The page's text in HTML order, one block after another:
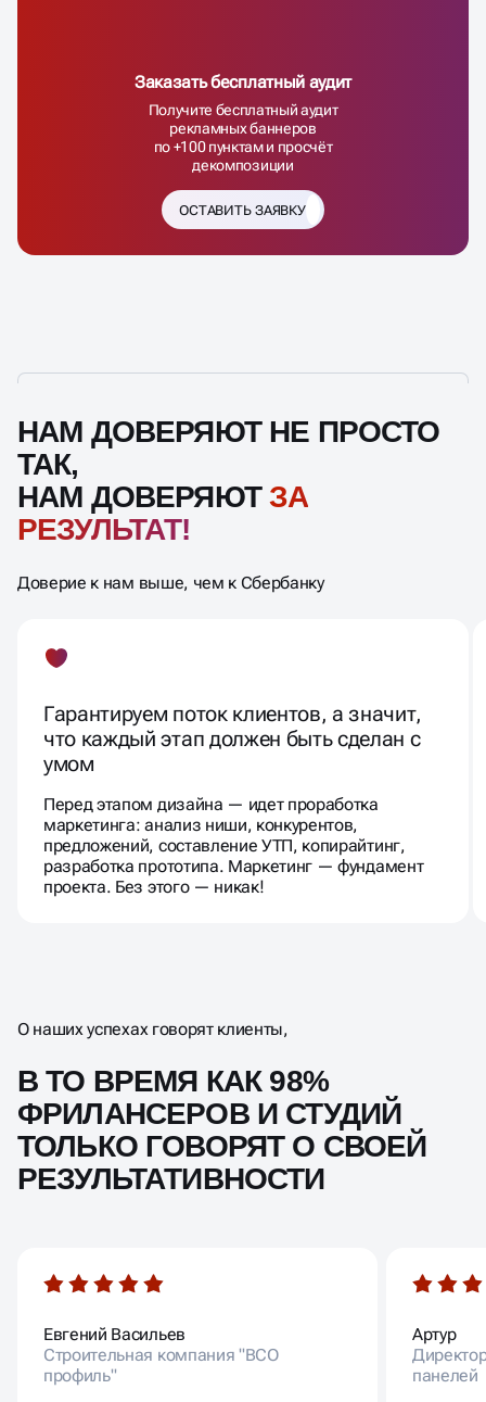
Заказать бесплатный аудит
Получите бесплатный аудит
рекламных баннеров
по +100 пунктам и просчёт
декомпозиции
ОСТАВИТЬ ЗАЯВКУ
НАМ ДОВЕРЯЮТ НЕ ПРОСТО
ТАК,
НАМ ДОВЕРЯЮТЗА
РЕЗУЛЬТАТ!
Доверие к нам выше, чем к Сбербанку
Гарантируем поток клиентов, а значит,
что каждый этап должен быть сделан с
умом
Перед этапом дизайна — идет проработка
маркетинга: анализ ниши, конкурентов,
предложений, составление УТП, копирайтинг,
разработка прототипа. Маркетинг — фундамент
проекта. Без этого — никак!
О наших успехах говорят клиенты,
В ТО ВРЕМЯ КАК 98%
ФРИЛАНСЕРОВ И СТУДИЙ
ТОЛЬКО ГОВОРЯТ О СВОЕЙ
РЕЗУЛЬТАТИВНОСТИ
Евгений Васильев
Строительная компания "ВСО
профиль"
Артур
панелей